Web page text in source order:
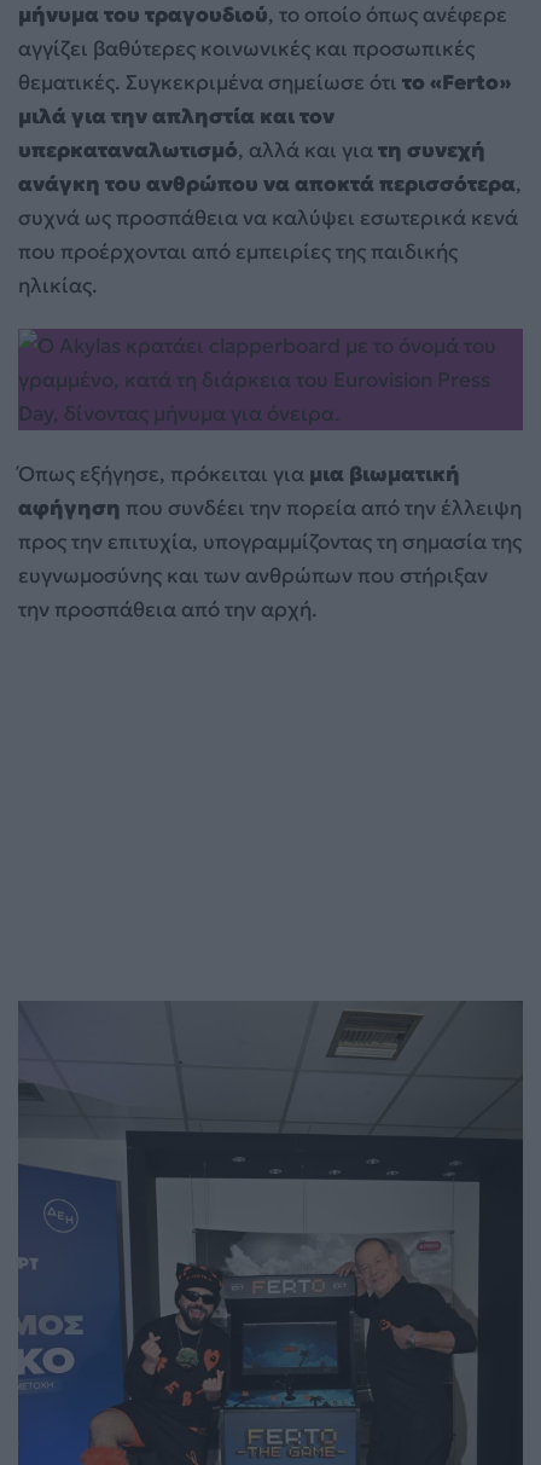
μήνυμα του τραγουδιού, το οποίο όπως ανέφερε
αγγίζει βαθύτερες κοινωνικές και προσωπικές
θεματικές. Συγκεκριμένα σημείωσε ότι το «Ferto»
μιλά για την απληστία και τον
υπερκαταναλωτισμό, αλλά και γιατη συνεχή
ανάγκη του ανθρώπου να αποκτά περισσότερα,
συχνά ως προσπάθεια να καλύψει εσωτερικά κενά
που προέρχονται από εμπειρίες της παιδικής
ηλικίας.
Όπως εξήγησε, πρόκειται για μια βιωματική
αφήγηση που συνδέει την πορεία από την έλλειψη
προς την επιτυχία, υπογραμμίζοντας τη σημασία της
ευγνωμοσύνης και των ανθρώπων που στήριξαν
την προσπάθεια από την αρχή.